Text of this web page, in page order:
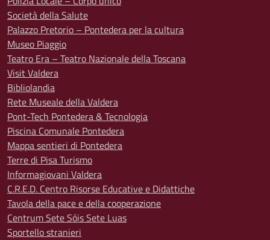
Società della Salute
Palazzo Pretorio – Pontedera per la cultura
Museo Piaggio
Teatro Era – Teatro Nazionale della Toscana
Visit Valdera
Bibliolandia
Rete Museale della Valdera
Pont-Tech Pontedera & Tecnologia
Piscina Comunale Pontedera
Mappa sentieri di Pontedera
Terre di Pisa Turismo
Informagiovani Valdera
C.R.E.D. Centro Risorse Educative e Didattiche
Tavola della pace e della cooperazione
Centrum Sete Sóis Sete Luas
Sportello stranieri